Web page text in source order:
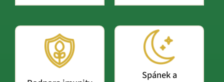
Spánek a